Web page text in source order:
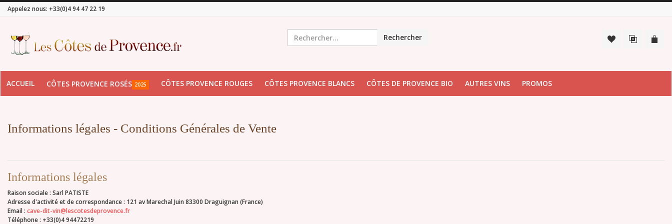
Appelez nous: +33(0)4 94 47 22 19
Rechercher
ACCUEIL CÔTES PROVENCE ROSÉS 2025 CÔTES PROVENCE ROUGES CÔTES PROVENCE BLANCS CÔTES DE PROVENCE BIO AUTRES VINS PROMOS
Informations légales - Conditions Générales de Vente
Informations légales
Raison sociale : Sarl PATISTE
Adresse d'activité et de correspondance : 121 av Marechal Juin 83300 Draguignan (France)
Email : cave-dit-vin@lescotesdeprovence.fr
Téléphone : +33(0)4 94472219